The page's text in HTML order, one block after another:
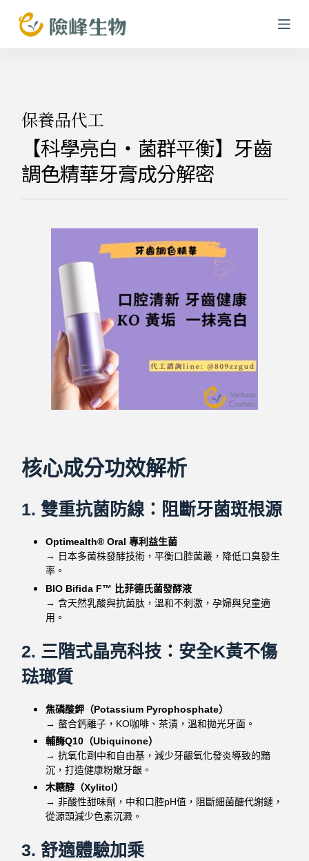
跳
至
保養品代工
【科學亮白・菌群平衡】牙齒
調色精華牙膏成分解密
核心成分功效解析
1. 雙重抗菌防線：阻斷牙菌斑根源
Optimealth® Oral 專利益生菌
→ 日本多菌株發酵技術，平衡口腔菌叢，降低口臭發生
率。
BIO Bifida F™ 比菲德氏菌發酵液
→ 含天然乳酸與抗菌肽，溫和不刺激，孕婦與兒童適
用。
2. 三階式晶亮科技：安全K黃不傷
琺瑯質
焦磷酸鉀（Potassium Pyrophosphate）
→ 螯合鈣離子，KO咖啡、茶漬，溫和拋光牙面。
輔酶Q10（Ubiquinone）
→ 抗氧化劑中和自由基，減少牙齦氧化發炎導致的黯
沉，打造健康粉嫩牙齦。
木糖醇（Xylitol）
→ 非酸性甜味劑，中和口腔pH值，阻斷細菌醣代謝鏈，
從源頭減少色素沉澱。
3. 舒適體驗加乘